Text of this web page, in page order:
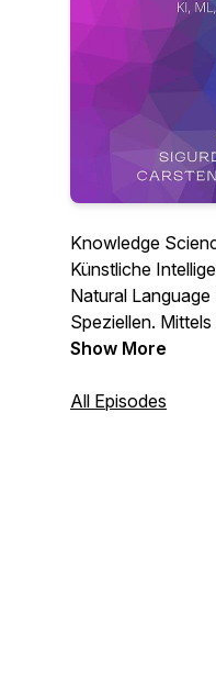
Knowledge
Künstliche
Natural
Speziellen.
aufbereiten und
Durch
Show More
All Episodes